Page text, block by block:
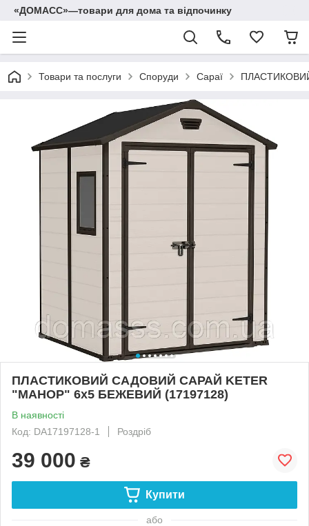
«ДОМАСС»—товари для дома та відпочинку
Товари та послуги Споруди Сараї
ПЛАСТИКОВИЙ САДОВИЙ САРАЙ KETER
"МАНОР" 6х5 БЕЖЕВИЙ (17197128)
В наявності
Код: DA17197128-1
Роздріб
39 000 ₴
Купити
або